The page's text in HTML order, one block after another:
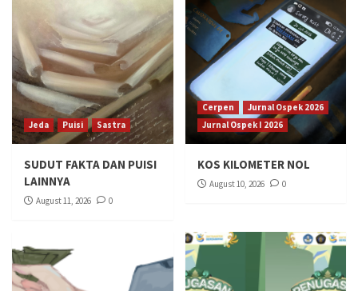
Jeda Puisi Sastra
SUDUT FAKTA DAN PUISI
LAINNYA
August 11, 2026 0
Cerpen
Jurnal Ospek 2026
Jurnal Ospek I 2026
KOS KILOMETER NOL
August 10, 2026 0